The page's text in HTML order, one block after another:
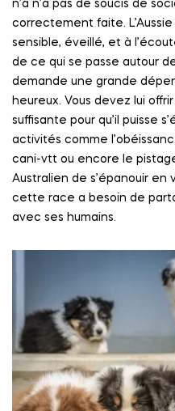
n’a n’a pas de soucis de
correctement faite.
sensible, éveillé, et à
de ce qui se passe autour
demande une grande
heureux. Vous devez lui
suffisante pour qu’il puisse
activités comme
cani-vtt ou encore le
Australien de s’épanouir en
cette race a besoin de
avec ses humains.